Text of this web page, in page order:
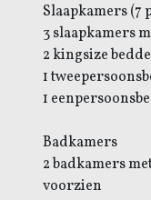
Slaapkamers (7
3 slaapkamers
2 kingsize
1
1
Badkamers
2 badkamers
voorzien